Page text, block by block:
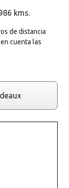
kms.
de distancia
cuenta las